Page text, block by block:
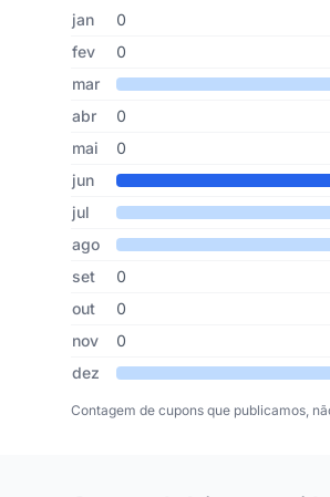
Cupons de Bike Haus publicados
Mês Cupons publicados
jan
0
fev
0
mar
abr
0
mai
0
jun
jul
ago
set
0
out
0
nov
0
dez
Contagem de cupons que publicamos,